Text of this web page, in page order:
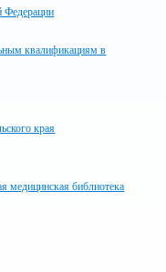
Федерации
квалификациям в
края
медицинская библиотека